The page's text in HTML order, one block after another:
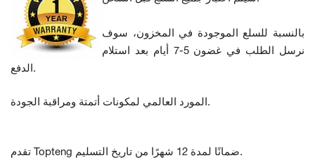
بالنسبة للسلع الموجودة في المخزون، سوف
نرسل الطلب في غضون 5-7 أيام بعد استلام
الدفع.
المورد العالمي لمكونات أتمتة ومراقبة الجودة.
تقدم Topteng ضمانًا لمدة 12 شهرًا من تاريخ التسليم.